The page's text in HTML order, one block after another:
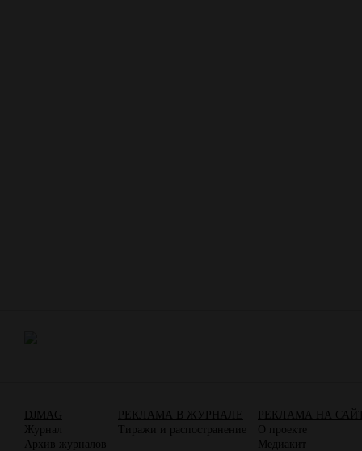
DJMAG
Журнал
Архив журналов
РЕКЛАМА В ЖУРНАЛЕ
Тиражи и распостранение
РЕКЛАМА НА
О проекте
Медиакит